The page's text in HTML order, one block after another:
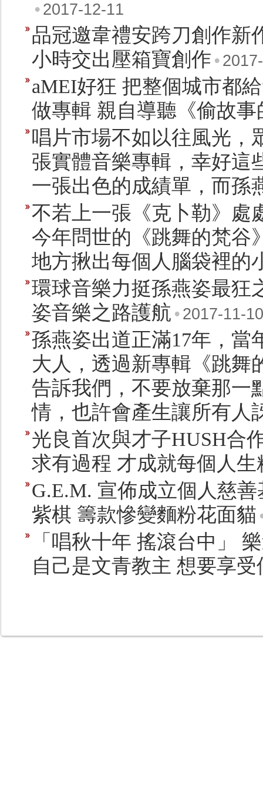
• 2017-12-11
品冠邀韋禮安跨刀創作新
小時交出壓箱寶創作 •
aMEI好狂 把整個城市都
做專輯 親自導聽《偷故事
唱片市場不如以往風光，
張實體音樂專輯，幸好這
一張出色的成績單，而孫
不若上一張《克卜勒》處
今年問世的《跳舞的梵谷
地方揪出每個人腦袋裡的
環球音樂力挺孫燕姿最狂
姿音樂之路護航 • 2017-11-10
孫燕姿出道正滿17年，當
大人，透過新專輯《跳舞
告訴我們，不要放棄那一
情，也許會產生讓所有人
光良首次與才子HUSH合
求有過程 才成就每個人生
G.E.M. 宣佈成立個人慈
紫棋 籌款慘變麵粉花面貓
「唱秋十年 搖滾台中」
自己是文青教主 想要享